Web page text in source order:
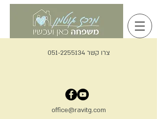
צרו קשר 051-2255134
office@ravitg.com